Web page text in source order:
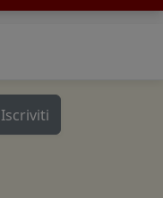
Iscriviti